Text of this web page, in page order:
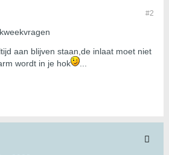
#2
aan blijven staan,de inlaat moet niet
wordt in je hok